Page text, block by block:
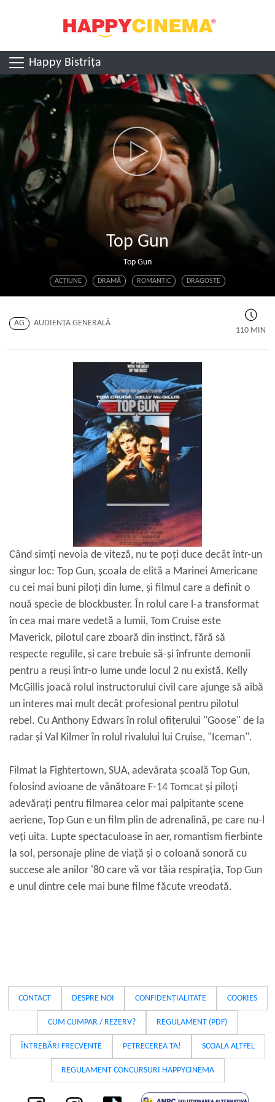
Happy Bistrița
Top Gun
Top Gun
ACŢIUNE DRAMĂ ROMANTIC DRAGOSTE
AG
AUDIENŢA GENERALĂ
110 MIN
Când simți nevoia de viteză, nu te poți duce decât într-un
singur loc: Top Gun, școala de elită a Marinei Americane
cu cei mai buni piloți din lume, și filmul care a definit o
nouă specie de blockbuster. În rolul care l-a transformat
în cea mai mare vedetă a lumii, Tom Cruise este
Maverick, pilotul care zboară din instinct, fără să
respecte regulile, și care trebuie să-și înfrunte demonii
pentru a reuși într-o lume unde locul 2 nu există. Kelly
McGillis joacă rolul instructorului civil care ajunge să aibă
un interes mai mult decât profesional pentru pilotul
rebel. Cu Anthony Edwars în rolul ofițerului "Goose" de la
radar și Val Kilmer în rolul rivalului lui Cruise, "Iceman".
Filmat la Fightertown, SUA, adevărata școală Top Gun,
folosind avioane de vânătoare F-14 Tomcat și piloți
adevărați pentru filmarea celor mai palpitante scene
aeriene, Top Gun e un film plin de adrenalină, pe care nu-l
veți uita. Lupte spectaculoase în aer, romantism fierbinte
la sol, personaje pline de viață și o coloană sonoră cu
succese ale anilor '80 care vă vor tăia respirația, Top Gun
e unul dintre cele mai bune filme făcute vreodată.
CONTACT DESPRE NOI CONFIDENȚIALITATE COOKIES
CUM CUMPAR / REZERV? REGULAMENT (PDF)
ÎNTREBĂRI FRECVENTE PETRECEREA TA! SCOALA ALTFEL
REGULAMENT CONCURSURI HAPPYCINEMA